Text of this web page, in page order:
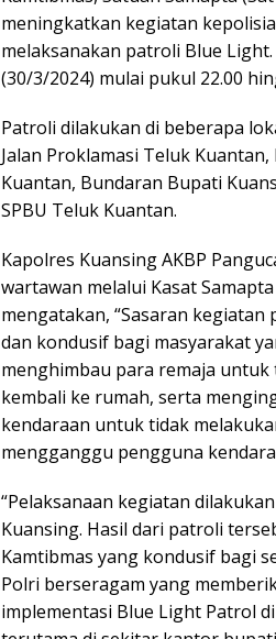
meningkatkan kegiatan
melaksanakan patroli Blue
(30/3/2024) mulai pukul 22.00
Patroli dilakukan di beberapa
Jalan Proklamasi Teluk
Kuantan, Bundaran Bupati
SPBU Teluk Kuantan.
Kapolres Kuansing AKBP
wartawan melalui Kasat
mengatakan, “Sasaran
dan kondusif bagi masyarakat
menghimbau para remaja
kembali ke rumah, serta
kendaraan untuk tidak
mengganggu pengguna
“Pelaksanaan kegiatan
Kuansing. Hasil dari patroli
Kamtibmas yang kondusif bagi
Polri berseragam yang
implementasi Blue Light Patrol